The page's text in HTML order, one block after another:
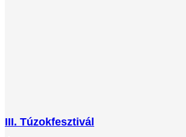
III. Túzokfesztivál